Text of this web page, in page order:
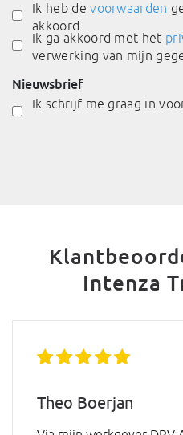
Ik heb devoorwaarden
akkoord.
Ik ga akkoord met het
verwerking van mijn
Nieuwsbrief
Ik schrijf me graag in
Intenza
Theo Boerjan